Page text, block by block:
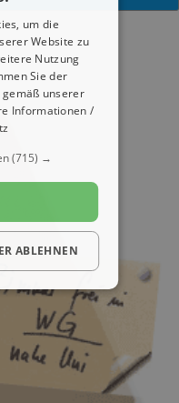
um die
Website zu
Nutzung
Sie der
gemäß unserer
Informationen /
(715) →
ABLEHNEN